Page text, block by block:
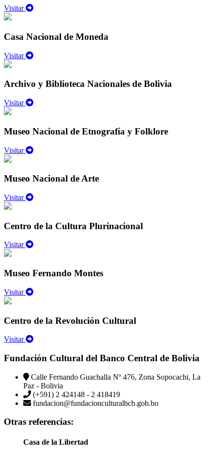
Visitar
Casa Nacional de Moneda
Visitar
Archivo y Biblioteca Nacionales de Bolivia
Visitar
Museo Nacional de Etnografía y Folklore
Visitar
Museo Nacional de Arte
Visitar
Centro de la Cultura Plurinacional
Visitar
Museo Fernando Montes
Visitar
Centro de la Revolución Cultural
Visitar
Fundación Cultural del Banco Central de Bolivia
Calle Fernando Guachalla Nº 476, Zona Sopocachi, La
Paz - Bolivia
(+591) 2 424148 - 2 418419
fundacion@fundacionculturalbcb.gob.bo
Otras referencias:
Casa de la Libertad